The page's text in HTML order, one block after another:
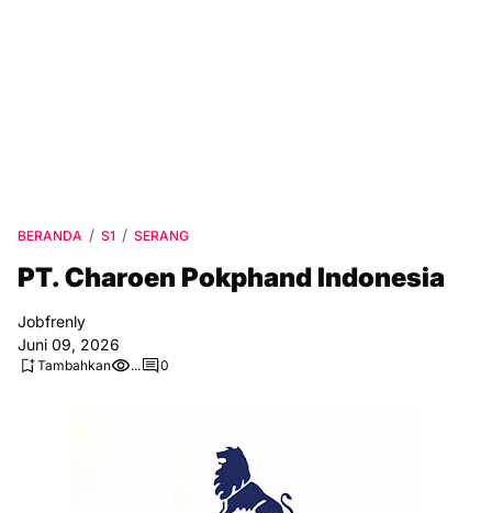
BERANDA S1 SERANG
PT. Charoen Pokphand Indonesia
Jobfrenly
Juni 09, 2026
Tambahkan ... 0